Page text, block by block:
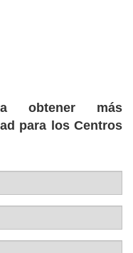
obtener más
para los Centros